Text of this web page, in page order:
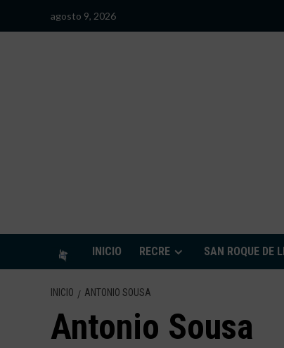
agosto 9, 2026
INICIO RECRE SAN ROQUE DE
INICIO ANTONIO SOUSA
Antonio Sousa